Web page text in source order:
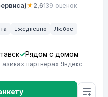
★2,6139 оценок
Ежедневно Любое
Рядом с домом
партнерах Яндекс